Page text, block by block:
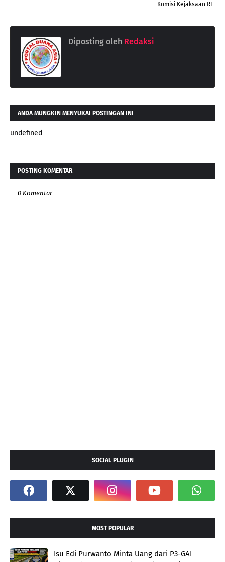
Komisi Kejaksaan RI
Diposting oleh Redaksi
ANDA MUNGKIN MENYUKAI POSTINGAN INI
undefined
POSTING KOMENTAR
0 Komentar
SOCIAL PLUGIN
MOST POPULAR
Isu Edi Purwanto Minta Uang dari P3-GAI